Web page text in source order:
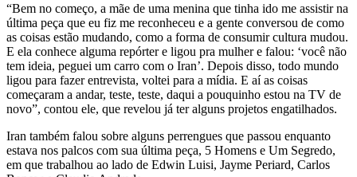
“Bem no começo, a mãe de uma menina que tinha ido me assistir na
última peça que eu fiz me reconheceu e a gente conversou de como
as coisas estão mudando, como a forma de consumir cultura mudou.
E ela conhece alguma repórter e ligou pra mulher e falou: ‘você não
tem ideia, peguei um carro com o Iran’. Depois disso, todo mundo
ligou para fazer entrevista, voltei para a mídia. E aí as coisas
começaram a andar, teste, teste, daqui a pouquinho estou na TV de
novo”, contou ele, que revelou já ter alguns projetos engatilhados.
Iran também falou sobre alguns perrengues que passou enquanto
estava nos palcos com sua última peça, 5 Homens e Um Segredo,
em que trabalhou ao lado de Edwin Luisi, Jayme Periard, Carlos